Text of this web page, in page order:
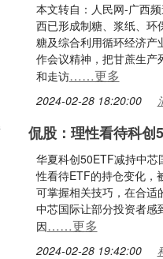
本文转自：人民网-广西
西已形成制糖、浆纸、环
糖及综合利用循环经济产
作会议精神，把甘蔗生产
和走访……更多
2024-02-28 18:20:00
侃股：理性看待科创
华夏科创50ETF减持中芯
性看待ETF的持仓变化，
可掌握相关技巧，在合
中芯国际让部分投资者
因……更多
2024-02-28 19:42:00